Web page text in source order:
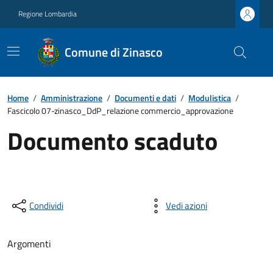
Regione Lombardia
Comune di Zinasco
Home / Amministrazione / Documenti e dati / Modulistica /
Fascicolo 07-zinasco_DdP_relazione commercio_approvazione
Documento scaduto
Condividi Vedi azioni
Argomenti